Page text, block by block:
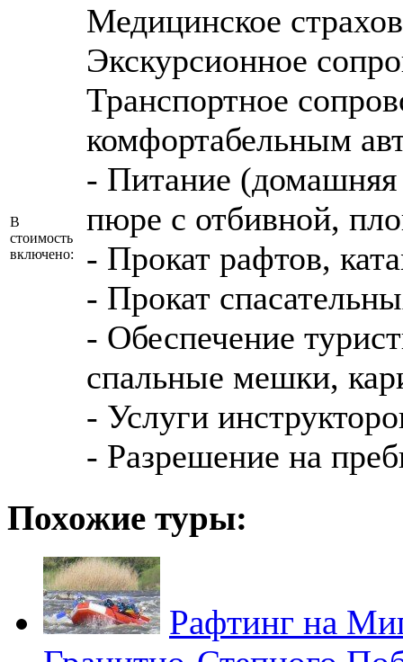
В
стоимость
включено:
Медицинское
Экскурсионное
Транспортное
комфортабельным
- Питание (домашняя
пюре с отбивной,
- Прокат рафтов,
- Прокат
- Обеспечение
спальные мешки,
- Услуги
- Разрешение на
Похожие туры:
Рафтинг на